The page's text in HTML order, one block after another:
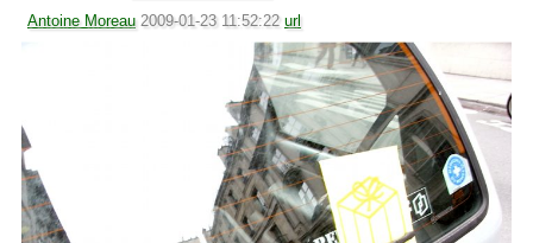
Antoine Moreau 2009-01-23 11:52:22 url